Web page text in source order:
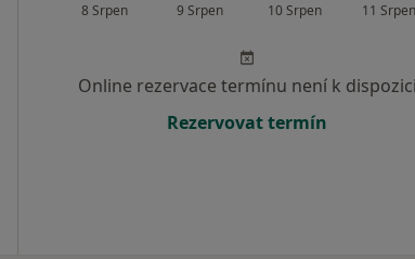
8 Srpen 9 Srpen 10 Srpen 11 Srpen
Online rezervace termínu není k dispozici
Rezervovat termín